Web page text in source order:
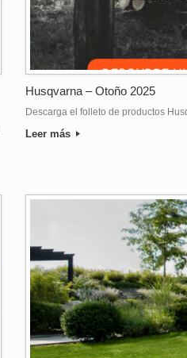
Husqvarna – Otoño 2025
Descarga el folleto de productos
Leer más